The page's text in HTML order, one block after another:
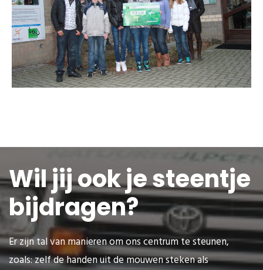
Wil jij ook je steentje
bijdragen?
Er zijn tal van manieren om ons centrum te steunen,
zoals: zelf de handen uit de mouwen steken als